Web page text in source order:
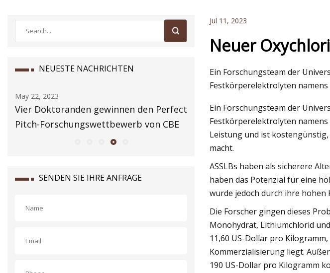
NEUESTE NACHRICHTEN
May 22, 2023
Vier Doktoranden gewinnen den Perfect
Pitch-Forschungswettbewerb von CBE
Amcor vermarktet Recycling
SENDEN SIE IHRE ANFRAGE
Jul 11, 2023
Neuer
Ein Forschungsteam der
Festkörperelektrolyten
Ein Forschungsteam der
Festkörperelektrolyten
Leistung und ist
macht.
ASSLBs haben als sicherere
haben das Potenzial für eine
wurde jedoch durch ihre hohen
Die Forscher gingen dieses
Monohydrat, Lithiumchlorid
11,60 US-Dollar pro
Kommerzialisierung liegt.
190 US-Dollar pro Kilogramm